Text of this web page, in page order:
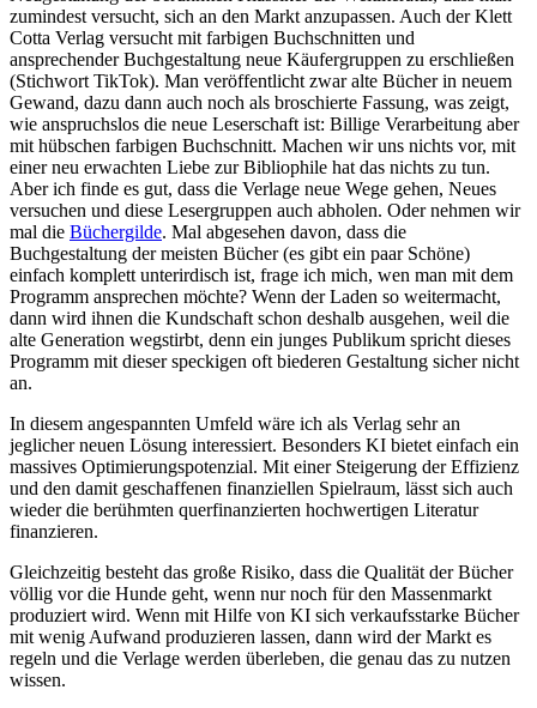
zumindest versucht, sich an den Markt anzupassen. Auch der Klett
Cotta Verlag versucht mit farbigen Buchschnitten und
ansprechender Buchgestaltung neue Käufergruppen zu erschließen
(Stichwort TikTok). Man veröffentlicht zwar alte Bücher in neuem
Gewand, dazu dann auch noch als broschierte Fassung, was zeigt,
wie anspruchslos die neue Leserschaft ist: Billige Verarbeitung aber
mit hübschen farbigen Buchschnitt. Machen wir uns nichts vor, mit
einer neu erwachten Liebe zur Bibliophile hat das nichts zu tun.
Aber ich finde es gut, dass die Verlage neue Wege gehen, Neues
versuchen und diese Lesergruppen auch abholen. Oder nehmen wir
mal die Büchergilde. Mal abgesehen davon, dass die
Buchgestaltung der meisten Bücher (es gibt ein paar Schöne)
einfach komplett unterirdisch ist, frage ich mich, wen man mit dem
Programm ansprechen möchte? Wenn der Laden so weitermacht,
dann wird ihnen die Kundschaft schon deshalb ausgehen, weil die
alte Generation wegstirbt, denn ein junges Publikum spricht dieses
Programm mit dieser speckigen oft biederen Gestaltung sicher nicht
an.
In diesem angespannten Umfeld wäre ich als Verlag sehr an
jeglicher neuen Lösung interessiert. Besonders KI bietet einfach ein
massives Optimierungspotenzial. Mit einer Steigerung der Effizienz
und den damit geschaffenen finanziellen Spielraum, lässt sich auch
wieder die berühmten querfinanzierten hochwertigen Literatur
finanzieren.
Gleichzeitig besteht das große Risiko, dass die Qualität der Bücher
völlig vor die Hunde geht, wenn nur noch für den Massenmarkt
produziert wird. Wenn mit Hilfe von KI sich verkaufsstarke Bücher
mit wenig Aufwand produzieren lassen, dann wird der Markt es
regeln und die Verlage werden überleben, die genau das zu nutzen
wissen.